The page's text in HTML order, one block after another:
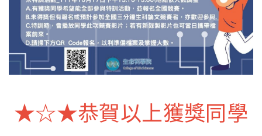
★☆★恭賀以上獲獎同學